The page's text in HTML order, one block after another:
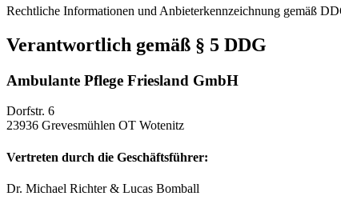
Rechtliche Informationen und Anbieterkennzeichnung gemäß
Verantwortlich gemäß § 5 DDG
Ambulante Pflege Friesland GmbH
Dorfstr. 6
23936 Grevesmühlen OT Wotenitz
Vertreten durch die Geschäftsführer:
Dr. Michael Richter & Lucas Bomball